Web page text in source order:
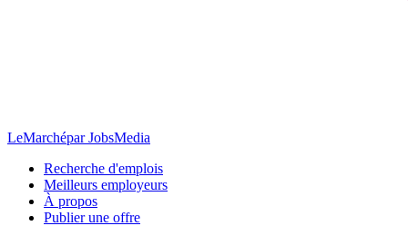
LeMarchépar JobsMedia
Recherche d'emplois
Meilleurs employeurs
À propos
Publier une offre